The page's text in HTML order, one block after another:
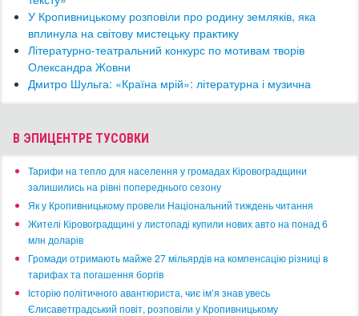
​У Кропивницькому розповіли про родину земляків, яка
вплинула на світову мистецьку практику
Літературно-театральний конкурс по мотивам творів
Олександра Жовни
Дмитро Шульга: «Країна мрій»: літературна і музична
В ЭПИЦЕНТРЕ ТУСОВКИ
​Тарифи на тепло для населення у громадах Кіровоградщини
залишились на рівні попереднього сезону
​Як у Кропивницькому провели Національний тиждень читання
​Жителі Кіровоградщині у листопаді купили нових авто на понад 6
млн доларів
​Громади отримають майже 27 мільярдів на компенсацію різниці в
тарифах та погашення боргів
Історію політичного авантюриста, чиє ім’я знав увесь
Єлисаветградський повіт, розповіли у Кропивницькому